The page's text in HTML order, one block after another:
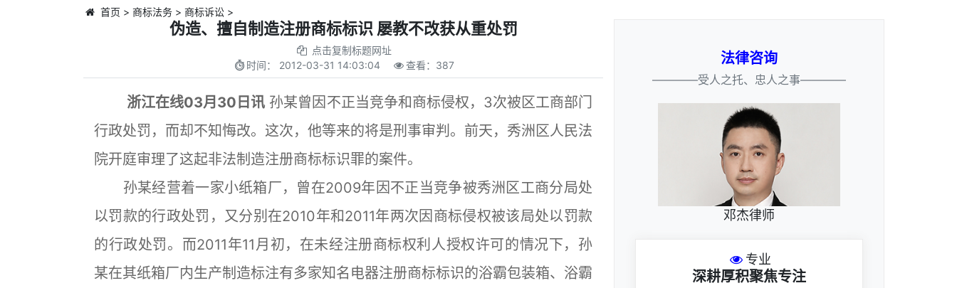
首页 > 商标法务> 商标诉讼>
伪造、擅自制造注册商标标识 屡教不改获从重处罚
点击复制标题网址
时间： 2012-03-31 14:03:04 查看： 387
浙江在线03月30日讯 孙某曾因不正当竞争和商标侵权，3次被区工商部门
行政处罚，而却不知悔改。这次，他等来的将是刑事审判。前天，秀洲区人民法
院开庭审理了这起非法制造注册商标标识罪的案件。
孙某经营着一家小纸箱厂，曾在2009年因不正当竞争被秀洲区工商分局处
以罚款的行政处罚，又分别在2010年和2011年两次因商标侵权被该局处以罚款
的行政处罚。而2011年11月初，在未经注册商标权利人授权许可的情况下，孙
某在其纸箱厂内生产制造标注有多家知名电器注册商标标识的浴霸包装箱、浴霸
法律咨询
————受人之托、忠人之事————
邓杰律师
专业
深耕厚积聚焦专注